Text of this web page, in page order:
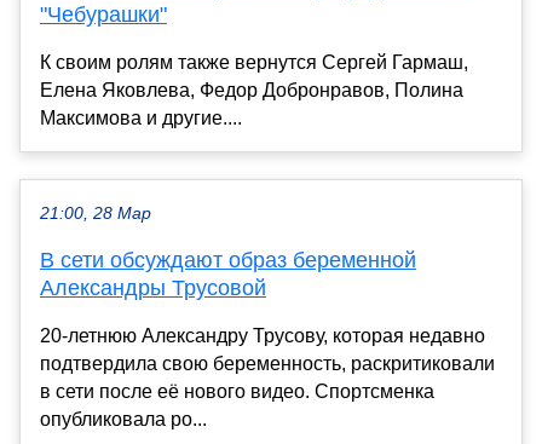
"Чебурашки"
К своим ролям также вернутся Сергей Гармаш,
Елена Яковлева, Федор Добронравов, Полина
Максимова и другие....
21:00, 28 Мар
В сети обсуждают образ беременной
Александры Трусовой
20-летнюю Александру Трусову, которая недавно
подтвердила свою беременность, раскритиковали
в сети после её нового видео. Спортсменка
опубликовала ро...